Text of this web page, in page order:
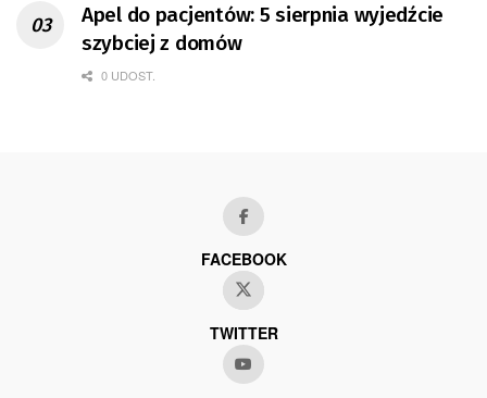
Apel do pacjentów: 5 sierpnia wyjedźcie
szybciej z domów
0 UDOST.
FACEBOOK
TWITTER